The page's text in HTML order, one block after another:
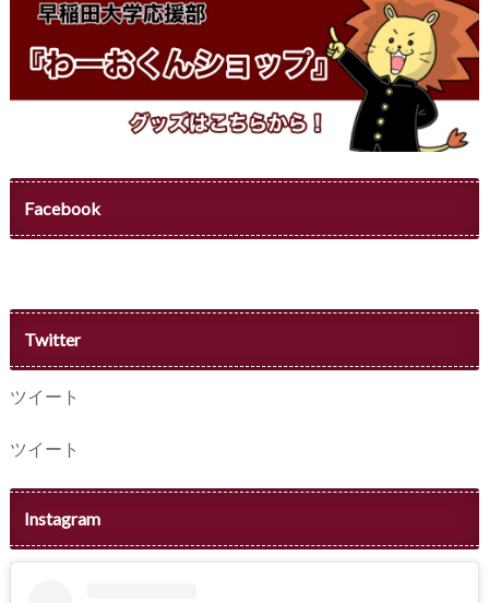
Facebook
Twitter
ツイート
ツイート
Instagram